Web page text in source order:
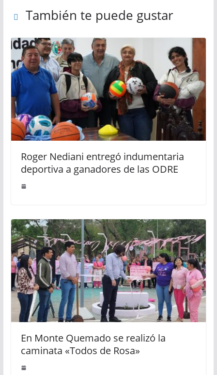
También te puede gustar
Roger Nediani entregó indumentaria
deportiva a ganadores de las ODRE
En Monte Quemado se realizó la
caminata «Todos de Rosa»